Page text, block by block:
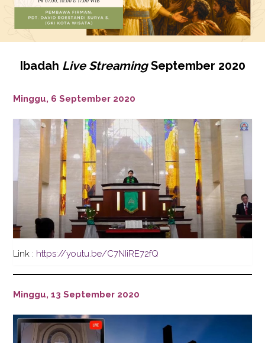
Ibadah Live StreamingSeptember 2020
Minggu, 6 September 2020
Link : https://youtu.be/C7NIiRE72fQ
Minggu, 13 September 2020